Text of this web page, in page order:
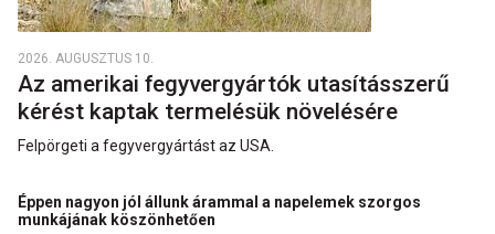
2026. AUGUSZTUS 10.
Az amerikai fegyvergyártók utasításszerű
kérést kaptak termelésük növelésére
Felpörgeti a fegyvergyártást az USA.
Éppen nagyon jól állunk árammal a napelemek szorgos
munkájának köszönhetően